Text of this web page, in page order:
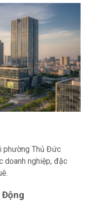
phường Thủ Đức
doanh nghiệp, đặc
Động